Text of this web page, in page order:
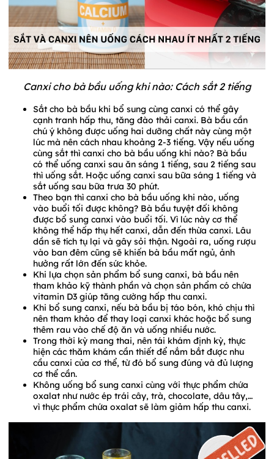
Canxi cho bà bầu uống khi nào: Cách sắt 2 tiếng
Sắt cho bà bầu khi bổ sung cùng canxi có thể gây
cạnh tranh hấp thu, tăng đào thải canxi. Bà bầu cần
chú ý không được uống hai dưỡng chất này cùng một
lúc mà nên cách nhau khoảng 2-3 tiếng. Vậy nếu uống
cùng sắt thì canxi cho bà bầu uống khi nào? Bà bầu
có thể uống canxi sau ăn sáng 1 tiếng, sau 2 tiếng sau
thì uống sắt. Hoặc uống canxi sau bữa sáng 1 tiếng và
sắt uống sau bữa trưa 30 phút.
Theo bạn thì canxi cho bà bầu uống khi nào, uống
vào buổi tối được không? Bà bầu tuyệt đối không
được bổ sung canxi vào buổi tối. Vì lúc này cơ thể
không thể hấp thụ hết canxi, dẫn đến thừa canxi. Lâu
dần sẽ tích tụ lại và gây sỏi thận. Ngoài ra, uống rượu
vào ban đêm cũng sẽ khiến bà bầu mất ngủ, ảnh
hưởng rất lớn đến sức khỏe.
Khi lựa chọn sản phẩm bổ sung canxi, bà bầu nên
tham khảo kỹ thành phần và chọn sản phẩm có chứa
vitamin D3 giúp tăng cường hấp thu canxi.
Khi bổ sung canxi, nếu bà bầu bị táo bón, khó chịu thì
nên tham khảo để thay loại canxi khác hoặc bổ sung
thêm rau vào chế độ ăn và uống nhiều nước.
Trong thời kỳ mang thai, nên tái khám định kỳ, thực
hiện các thăm khám cần thiết để nắm bắt được nhu
cầu canxi của cơ thể, từ đó bổ sung đúng và đủ lượng
cơ thể cần.
Không uống bổ sung canxi cùng với thực phẩm chứa
oxalat như nước ép trái cây, trà, chocolate, dâu tây,…
vì thực phẩm chứa oxalat sẽ làm giảm hấp thu canxi.